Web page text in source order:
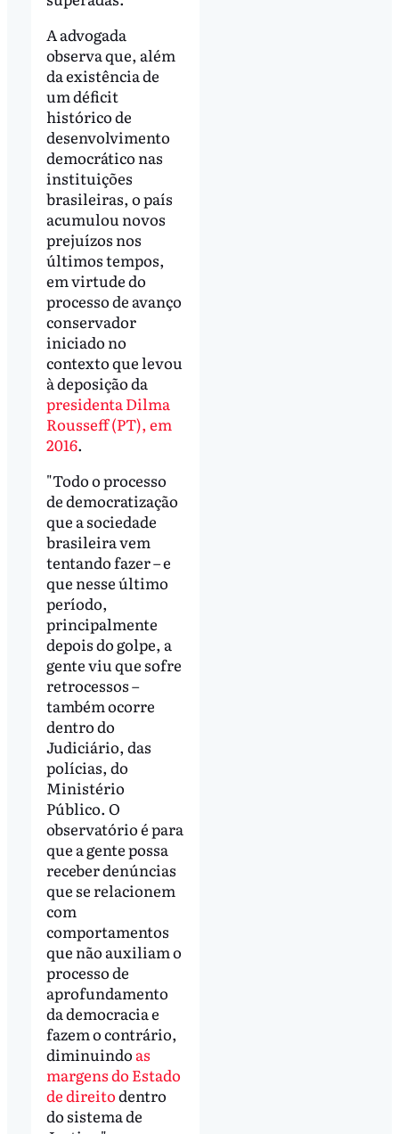
A advogada
observa que, além
da existência de
um déficit
histórico de
desenvolvimento
democrático nas
instituições
brasileiras, o país
acumulou novos
prejuízos nos
últimos tempos,
em virtude do
processo de avanço
conservador
iniciado no
contexto que levou
à deposição da
presidenta Dilma
Rousseff (PT), em
2016.
"Todo o processo
de democratização
que a sociedade
brasileira vem
tentando fazer – e
que nesse último
período,
principalmente
depois do golpe, a
gente viu que sofre
retrocessos –
também ocorre
dentro do
Judiciário, das
polícias, do
Ministério
Público. O
observatório é para
que a gente possa
receber denúncias
que se relacionem
com
comportamentos
que não auxiliam o
processo de
aprofundamento
da democracia e
fazem o contrário,
diminuindo as
margens do Estado
de direitodentro
do sistema de